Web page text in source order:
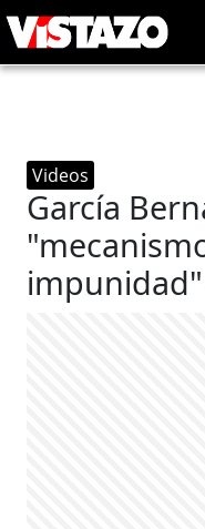
Videos
García